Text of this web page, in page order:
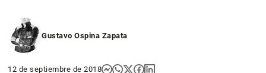
Gustavo Ospina Zapata
12 de septiembre de 2018